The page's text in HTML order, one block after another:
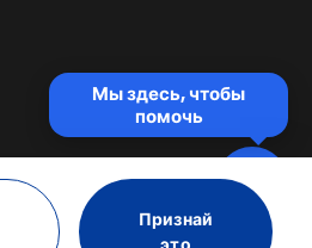
Признай
Мы здесь, чтобы
помочь